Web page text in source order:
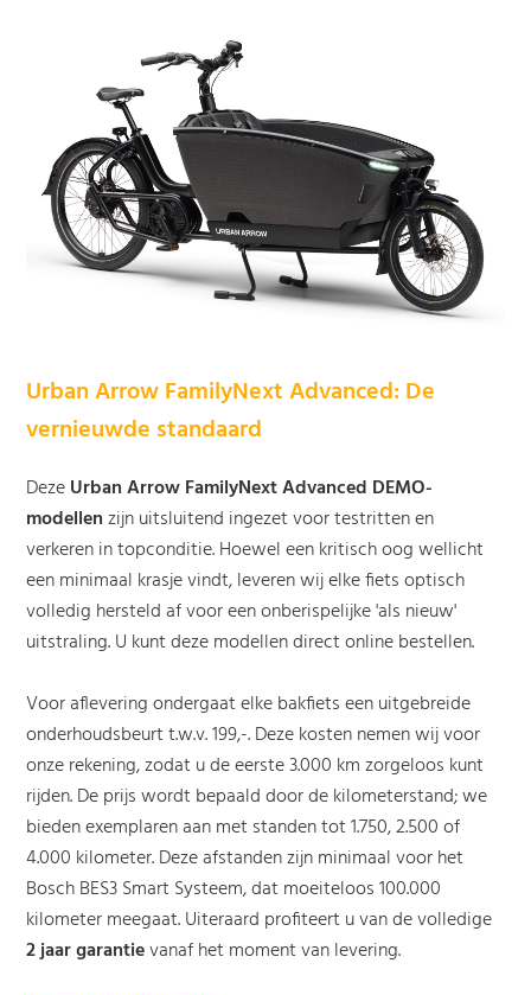
Urban Arrow FamilyNext Advanced: De
vernieuwde standaard
DezeUrban Arrow FamilyNext Advanced DEMO-
modellenzijn uitsluitend ingezet voor testritten en
verkeren in topconditie. Hoewel een kritisch oog wellicht
een minimaal krasje vindt, leveren wij elke fiets optisch
volledig hersteld af voor een onberispelijke 'als nieuw'
uitstraling. U kunt deze modellen direct online bestellen.
Voor aflevering ondergaat elke bakfiets een uitgebreide
onderhoudsbeurt t.w.v. 199,-. Deze kosten nemen wij voor
onze rekening, zodat u de eerste 3.000 km zorgeloos kunt
rijden. De prijs wordt bepaald door de kilometerstand; we
bieden exemplaren aan met standen tot 1.750, 2.500 of
4.000 kilometer. Deze afstanden zijn minimaal voor het
Bosch BES3 Smart Systeem, dat moeiteloos 100.000
kilometer meegaat. Uiteraard profiteert u van de volledige
2 jaar garantievanaf het moment van levering.